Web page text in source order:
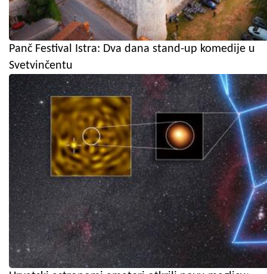
Panč Festival Istra: Dva dana stand-up komedije u
Svetvinčentu